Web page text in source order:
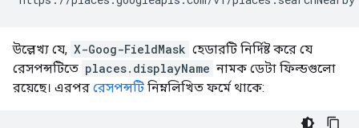
উল্লেখ্য যে, X-Goog-FieldMask হেডারটি নির্দিষ্ট করে যে
রেসপন্সটিতে places.displayName নামক ডেটা ফিল্ডগুলো
রয়েছে। এরপর রেসপন্সটি নিম্নলিখিত ফর্মে থাকে: